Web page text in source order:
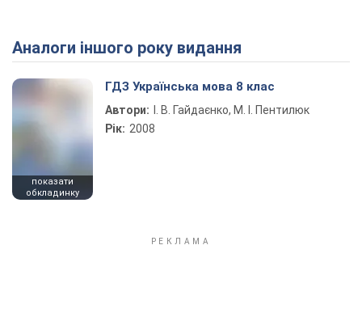
Play Video
Аналоги іншого року видання
показати
обкладинку
ГДЗ Українська мова 8 клас
Автори:
І. В. Гайдаєнко, М. І. Пентилюк
Рік: 2008